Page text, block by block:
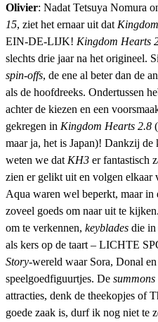
Olivier: Nadat Tetsuya Nomura
15, ziet het ernaar uit dat
EIN-DE-LIJK! Kingdom Hearts
slechts drie jaar na het origineel.
spin-offs, de ene al beter dan de
als de hoofdreeks. Ondertussen
achter de kiezen en een
gekregen in Kingdom Hearts 2.8
maar ja, het is Japan)! Dankzij
weten we dat KH3 er fantastisch
zien er gelikt uit en volgen elkaar
Aqua waren wel beperkt, maar in
zoveel goeds om naar uit te
om te verkennen, keyblades die in
als kers op de taart – LICHTE
Story-wereld waar Sora, Donal
speelgoedfiguurtjes. De summons
attracties, denk de theekopjes of
goede zaak is, durf ik nog niet te